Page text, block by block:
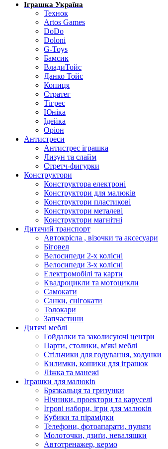
Іграшка Україна
Технок
Artos Games
DoDo
Doloni
G-Toys
Бамсик
ВладиТойс
Данко Тойс
Копиця
Стратег
Тігрес
Юніка
Ідейка
Оріон
Антистреси
Антистрес іграшка
Лизун та слайм
Стретч-фигурки
Конструктори
Конструктора електроні
Конструктори для малюків
Конструктори пластикові
Конструктори металеві
Конструктори магнітні
Дитячий транспорт
Автокрісла , візочки та аксесуари
Біговел
Велосипеди 2-х колісні
Велосипеди 3-х колісні
Електромобілі та карти
Квадроцикли та мотоцикли
Самокати
Санки, снігокати
Толокари
Запчастини
Дитячі меблі
Гойдалки та заколисуючі центри
Парти, столики, м'які меблі
Стільчики для годування, ходунки
Килимки, кошики для іграшок
Ліжка та манежі
Іграшки для малюків
Брязкальця та гризунки
Нічники, проектори та каруселі
Ігрові набори, ігри для малюків
Кубики та пірамідки
Телефони, фотоапарати, пульти
Молоточки, дзиґи, неваляшки
Автотренажер, кермо